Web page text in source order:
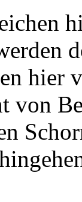
hier
von